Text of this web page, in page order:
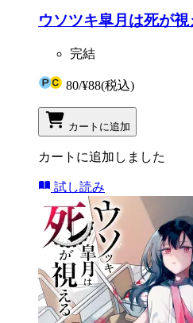
ウソツキ皐月は死が
完結
80/¥88(税込)
カートに追加
カートに追加しました
試し読み